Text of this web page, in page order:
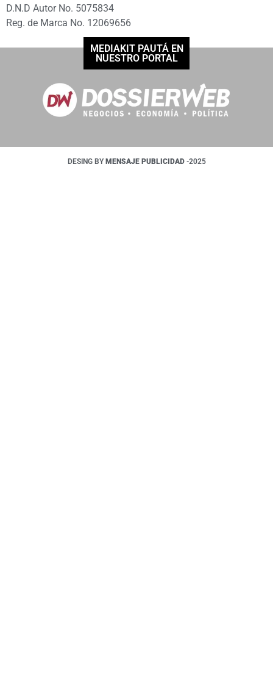
D.N.D Autor No. 5075834
Reg. de Marca No. 12069656
MEDIAKIT PAUTÁ EN
NUESTRO PORTAL
DESING BY MENSAJE PUBLICIDAD -2025